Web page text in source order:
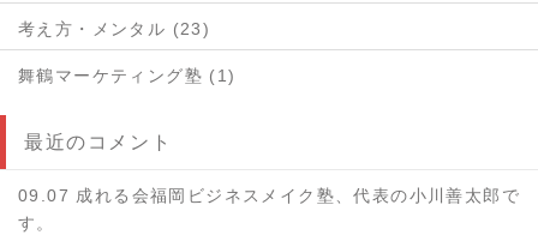
考え方・メンタル (23)
舞鶴マーケティング塾 (1)
最近のコメント
09.07 成れる会福岡ビジネスメイク塾、代表の小川善太郎で
す。